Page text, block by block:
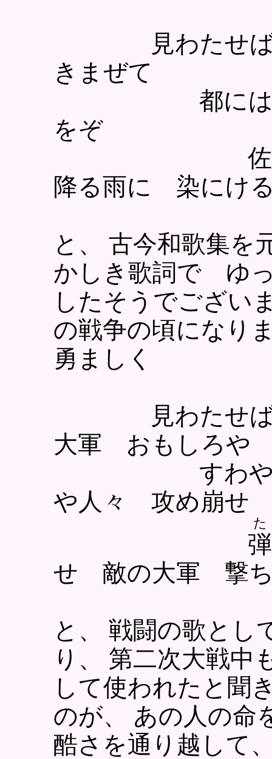
見わたせば
きまぜて
都には 道
をぞ
佐保姫の
降る雨に 染にけ
と、 古今和歌集
かしき歌詞で ゆ
したそうでござい
の戦争の頃になり
勇ましく
見わたせば
大軍 おもしろや
すわや戦
や人々 攻め崩せ
せ 敵の大軍 撃
と、 戦闘の歌とし
り、 第二次大戦中
して使われたと聞
のが、 あの人の命
酷さを通り越して